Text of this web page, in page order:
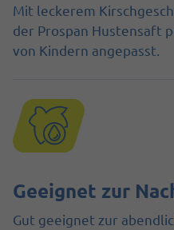
Mit leckerem
der Prospan Hustensaft
von Kindern angepasst.
Geeignet zur
Gut geeignet zur